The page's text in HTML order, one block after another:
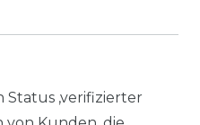
‚verifizierter